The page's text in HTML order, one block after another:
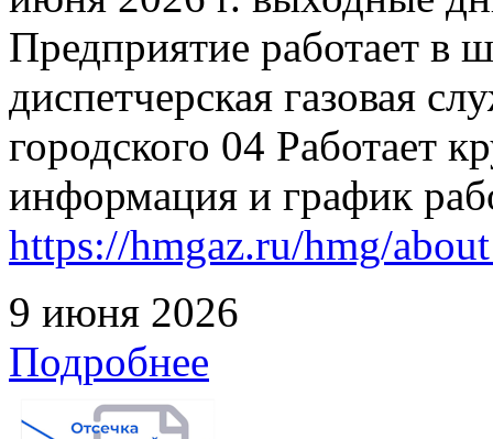
Предприятие работает в
диспетчерская газовая
городского 04 Работает
информация и график
https://hmgaz.ru/hmg/
9 июня 2026
Подробнее